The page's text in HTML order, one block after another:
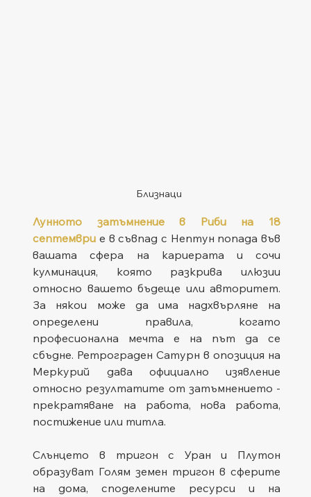
Близнаци
Лунното затъмнение в Риби на 18
септември е в съвпад с Нептун попада във
вашата сфера на кариерата и сочи
кулминация, която разкрива илюзии
относно вашето бъдеще или авторитет.
За някои може да има надхвърляне на
определени правила, когато
професионална мечта е на път да се
сбъдне. Ретрограден Сатурн в опозиция на
Меркурий дава официално изявление
относно резултатите от затъмнението -
прекратяване на работа, нова работа,
постижение или титла.
Слънцето в тригон с Уран и Плутон
образуват Голям земен тригон в сферите
на дома, споделените ресурси и на